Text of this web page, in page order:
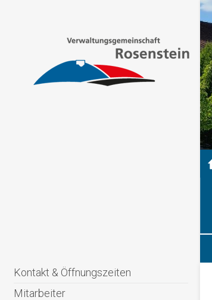
Kontakt & Öffnungszeiten
Mitarbeiter